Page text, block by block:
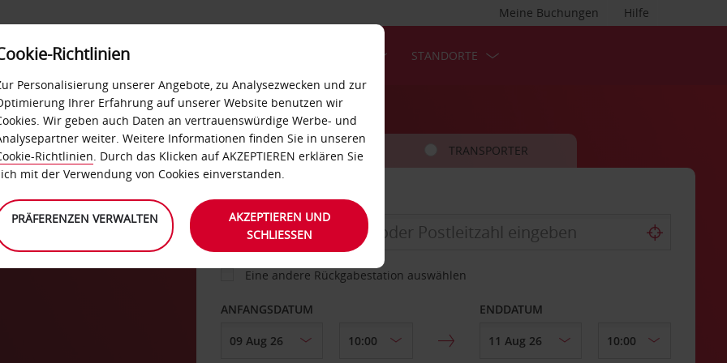
Hilfe
Meine Buchungen
SELF-SERVICES STANDORTE
in
FAHRZEUG TRANSPORTER
ABHOLEN VON
Eine andere Rückgabestation auswählen
ANFANGSDATUM ENDDATUM
Richtlinien
Personalisierung unserer Angebote, zu Analysezwecken und zur
Ihrer Erfahrung auf unserer Website benutzen wir
Wir geben auch Daten an vertrauenswürdige Werbe- und
weiter. Weitere Informationen finden Sie in unseren
Richtlinien. Durch das Klicken auf AKZEPTIEREN erklären Sie
mit der Verwendung von Cookies einverstanden.
PRÄFERENZEN VERWALTEN
AKZEPTIEREN UND
SCHLIESSEN